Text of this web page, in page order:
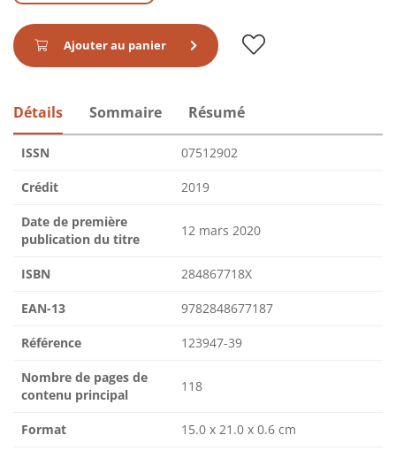
Ajouter au panier
Détails Sommaire Résumé
ISSN 07512902
Crédit 2019
Date de première
publication du titre
12 mars 2020
ISBN 284867718X
EAN-13 9782848677187
Référence 123947-39
Nombre de pages de
contenu principal
118
Format 15.0 x 21.0 x 0.6 cm